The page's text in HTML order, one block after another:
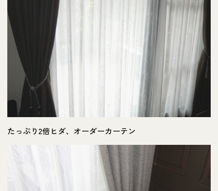
たっぷり2倍ヒダ、オーダーカーテン